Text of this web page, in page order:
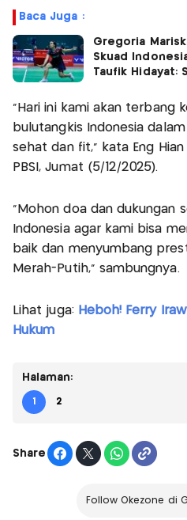
Baca Juga :
Gregoria
Skuad
Taufik Hidayat:
“Hari ini kami akan terbang
bulutangkis Indonesia
sehat dan fit,” kata Eng
PBSI, Jumat (5/12/2025).
“Mohon doa dan dukungan
Indonesia agar kami bisa
baik dan menyumbang
Merah-Putih,” sambungnya.
Lihat juga: Heboh! Ferry
Hukum
Halaman:
1 2
Share
Follow Okezone di